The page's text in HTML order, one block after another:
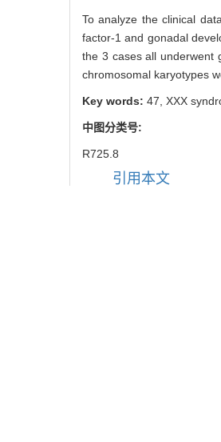
To analyze the clinical
factor-1 and gonadal
the 3 cases all underwent
chromosomal karyotypes
Key words: 47, XXX
中图分类号:
R725.8
引用本文